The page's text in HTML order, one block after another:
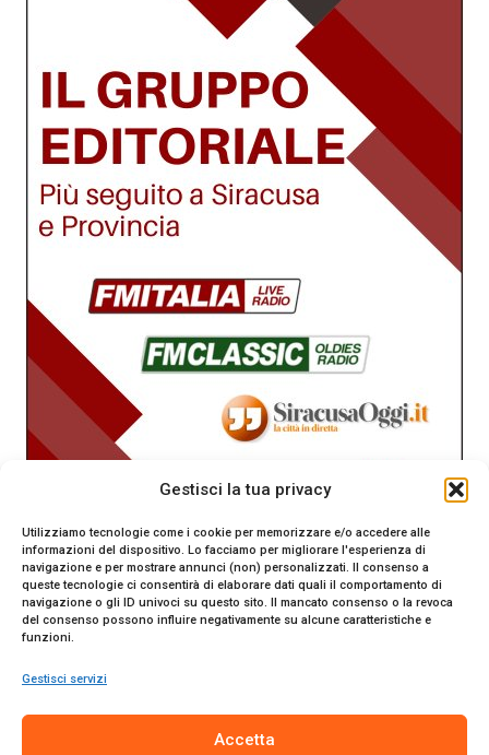
Gestisci la tua privacy
Utilizziamo tecnologie come i cookie per memorizzare e/o accedere alle
informazioni del dispositivo. Lo facciamo per migliorare l'esperienza di
navigazione e per mostrare annunci (non) personalizzati. Il consenso a
queste tecnologie ci consentirà di elaborare dati quali il comportamento di
navigazione o gli ID univoci su questo sito. Il mancato consenso o la revoca
del consenso possono influire negativamente su alcune caratteristiche e
funzioni.
Gestisci servizi
Accetta
Tribunale di Siracusa. Direttore responsabile Gianni Catania.